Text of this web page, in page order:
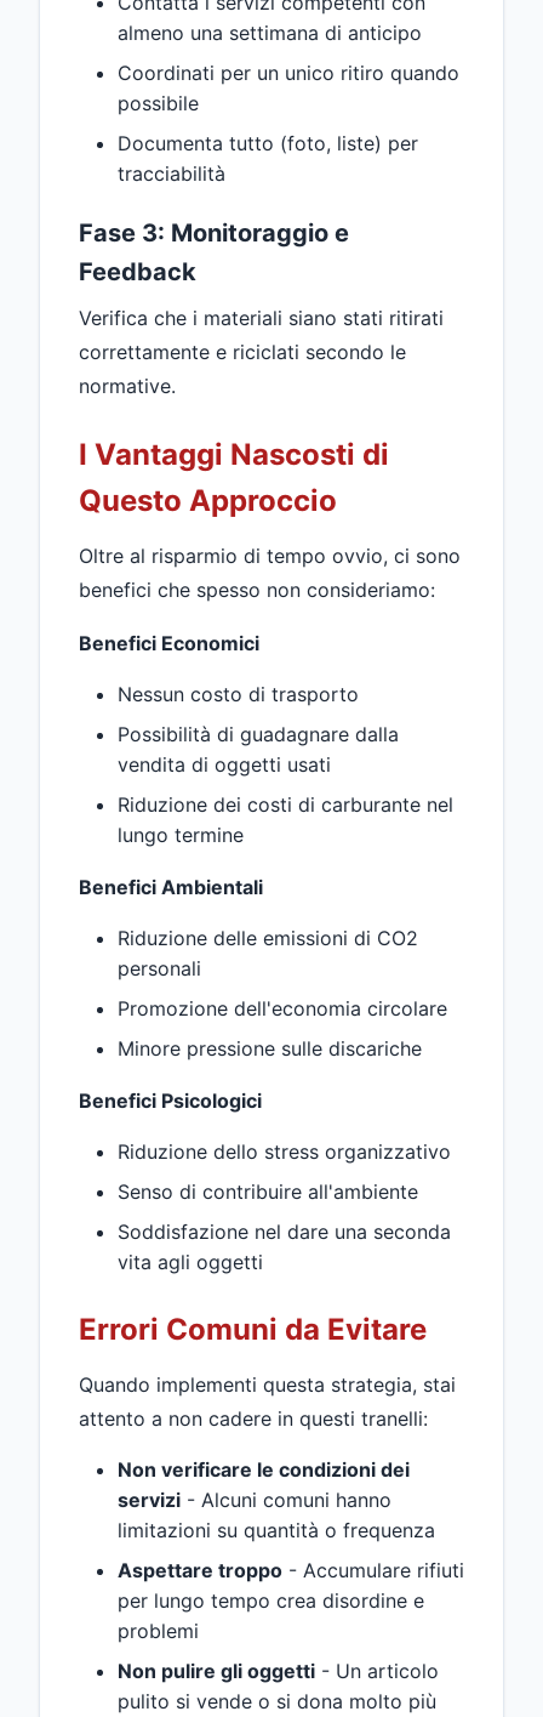
almeno una settimana di anticipo
Coordinati per un unico ritiro quando
possibile
Documenta tutto (foto, liste) per
tracciabilità
Fase 3: Monitoraggio e
Feedback
Verifica che i materiali siano stati ritirati
correttamente e riciclati secondo le
normative.
I Vantaggi Nascosti di
Questo Approccio
Oltre al risparmio di tempo ovvio, ci sono
benefici che spesso non consideriamo:
Benefici Economici
Nessun costo di trasporto
Possibilità di guadagnare dalla
vendita di oggetti usati
Riduzione dei costi di carburante nel
lungo termine
Benefici Ambientali
Riduzione delle emissioni di CO2
personali
Promozione dell'economia circolare
Minore pressione sulle discariche
Benefici Psicologici
Riduzione dello stress organizzativo
Senso di contribuire all'ambiente
Soddisfazione nel dare una seconda
vita agli oggetti
Errori Comuni da Evitare
Quando implementi questa strategia, stai
attento a non cadere in questi tranelli:
Non verificare le condizioni dei
servizi - Alcuni comuni hanno
limitazioni su quantità o frequenza
Aspettare troppo - Accumulare rifiuti
per lungo tempo crea disordine e
problemi
Non pulire gli oggetti - Un articolo
pulito si vende o si dona molto più